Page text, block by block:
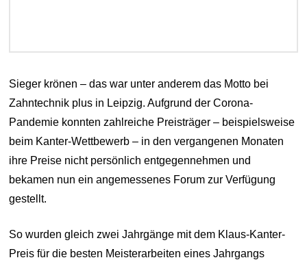
Sieger krönen – das war unter anderem das Motto bei
Zahntechnik plus in Leipzig. Aufgrund der Corona-
Pandemie konnten zahlreiche Preisträger – beispielsweise
beim Kanter-Wettbewerb – in den vergangenen Monaten
ihre Preise nicht persönlich entgegennehmen und
bekamen nun ein angemessenes Forum zur Verfügung
gestellt.
So wurden gleich zwei Jahrgänge mit dem Klaus-Kanter-
Preis für die besten Meisterarbeiten eines Jahrgangs